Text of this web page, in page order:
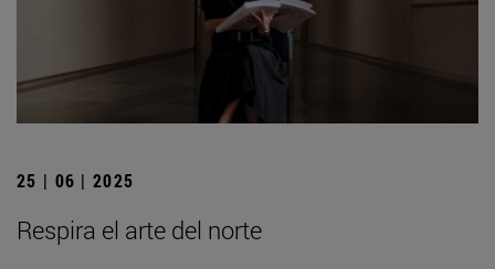
25 | 06 | 2025
Respira el arte del norte